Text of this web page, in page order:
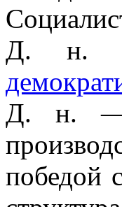
Д. н.
Д. н. —
победой